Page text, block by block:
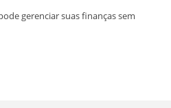
gerenciar suas finanças sem